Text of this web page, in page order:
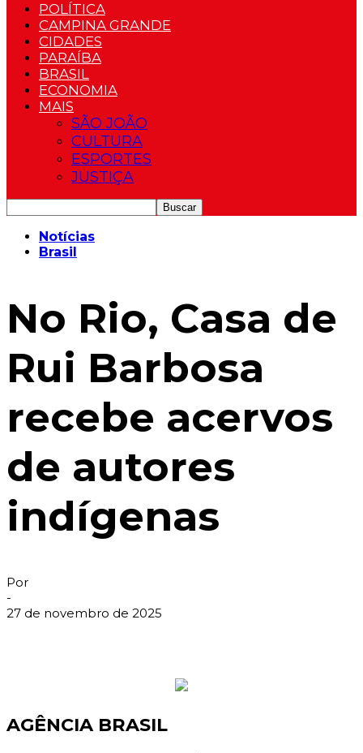
POLÍTICA
CAMPINA GRANDE
CIDADES
PARAÍBA
BRASIL
ECONOMIA
MAIS
SÃO JOÃO
CULTURA
ESPORTES
JUSTIÇA
Notícias
Brasil
No Rio, Casa de
Rui Barbosa
recebe acervos
de autores
indígenas
Por
-
27 de novembro de 2025
AGÊNCIA BRASIL